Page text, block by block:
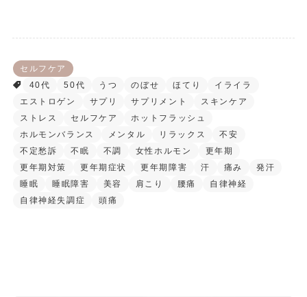
セルフケア
40代
50代 うつ のぼせ ほてり
イライラ
エストロゲン
サプリ サプリメント
スキンケア
ストレス
セルフケア
ホットフラッシュ
ホルモンバランス
メンタル リラックス
不安
不定愁訴
不眠 不調 女性ホルモン
更年期
更年期対策
更年期症状 更年期障害 汗 痛み
発汗
睡眠
睡眠障害 美容 肩こり 腰痛
自律神経
自律神経失調症
頭痛